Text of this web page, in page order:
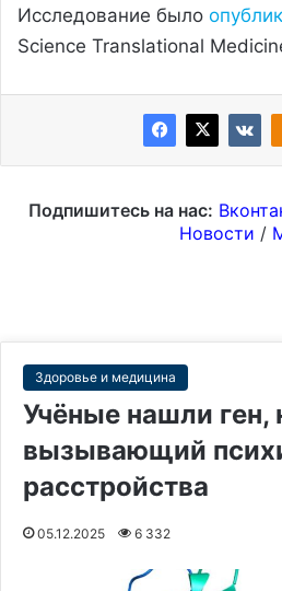
Исследование было
Science Translational
Подпишитесь на нас:
Новости /